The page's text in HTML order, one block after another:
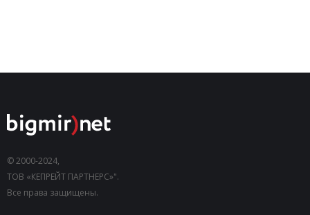
© 2000-2024,
ТОВ «КЕПРЕЙТ ПАРТНЕРС»".
Все права защищены.